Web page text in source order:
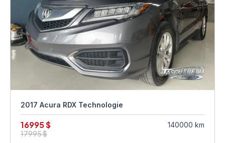
2017 Acura RDX Technologie
16995 $
17995 $
140000 km